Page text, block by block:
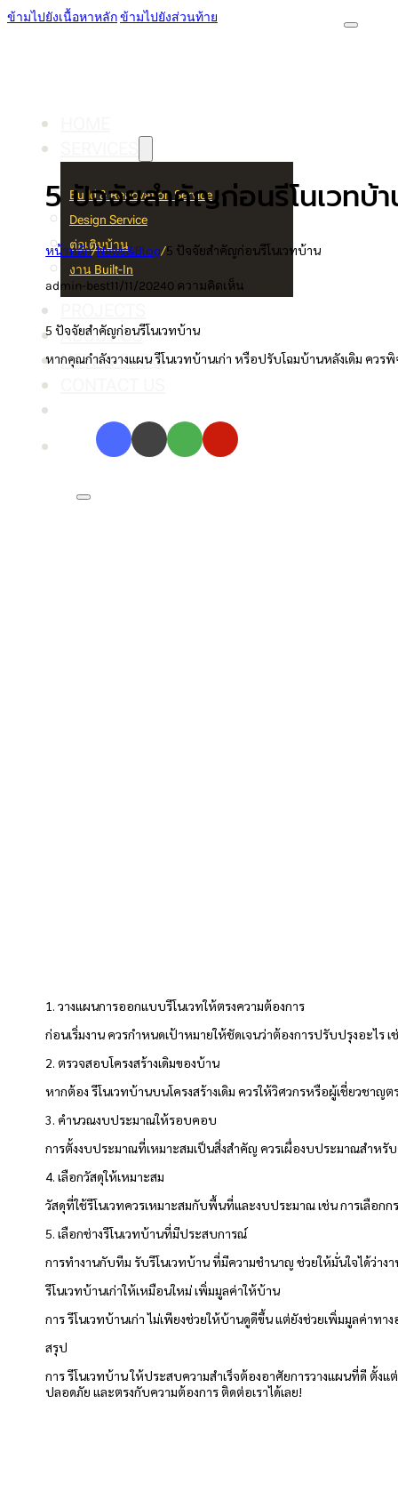
ข้ามไปยังเนื้อหาหลักข้ามไปยังส่วนท้าย
Build & Renovation Service
Design Service
ต่อเติมบ้าน
งาน Built-In
ABOUT US
NEW & BLOG
5 ปัจจัยสำคัญก่อนรีโนเวทบ้
หน้าหลัก/News&Blog/5 ปัจจัยสำคัญก่อนรีโนเวทบ้าน
admin-best11/11/20240 ความคิดเห็น
5 ปัจจัยสำคัญก่อนรีโนเวทบ้าน
หากคุณกำลังวางแผน รีโนเวทบ้านเก่า หรือปรับโฉมบ้านหลังเดิม คว
1. วางแผนการออกแบบรีโนเวทให้ตรงความต้องการ
ก่อนเริ่มงาน ควรกำหนดเป้าหมายให้ชัดเจนว่าต้องการปรับปรุงอะ
2. ตรวจสอบโครงสร้างเดิมของบ้าน
หากต้อง รีโนเวทบ้านบนโครงสร้างเดิม ควรให้วิศวกรหรือผู้เชี่ยวชา
3. คำนวณงบประมาณให้รอบคอบ
การตั้งงบประมาณที่เหมาะสมเป็นสิ่งสำคัญ ควรเผื่องบประมาณสำห
4. เลือกวัสดุให้เหมาะสม
วัสดุที่ใช้รีโนเวทควรเหมาะสมกับพื้นที่และงบประมาณ เช่น การเลือ
5. เลือกช่างรีโนเวทบ้านที่มีประสบการณ์
การทำงานกับทีม รับรีโนเวทบ้าน ที่มีความชำนาญ ช่วยให้มั่นใจได้ว่า
รีโนเวทบ้านเก่าให้เหมือนใหม่ เพิ่มมูลค่าให้บ้าน
การ รีโนเวทบ้านเก่า ไม่เพียงช่วยให้บ้านดูดีขึ้น แต่ยังช่วยเพิ่มมูลค่
สรุป
การ รีโนเวทบ้าน ให้ประสบความสำเร็จต้องอาศัยการวางแผนที่ดี ตั้
ปลอดภัย และตรงกับความต้องการ ติดต่อเราได้เลย!